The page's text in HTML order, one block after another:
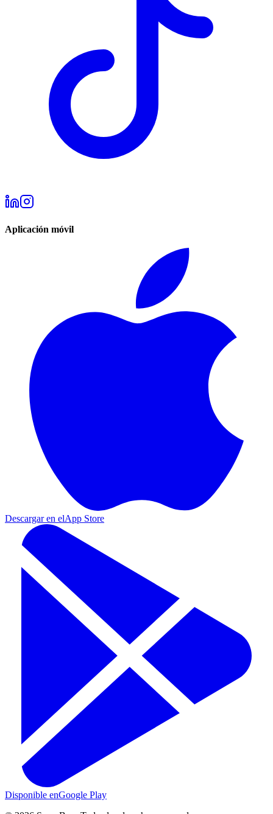
Aplicación móvil
Descargar en elApp Store
Disponible enGoogle Play